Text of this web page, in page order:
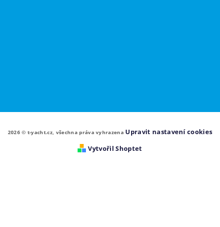
2026 © t-yacht.cz, všechna práva vyhrazena Upravit nastavení cookies
Vytvořil Shoptet